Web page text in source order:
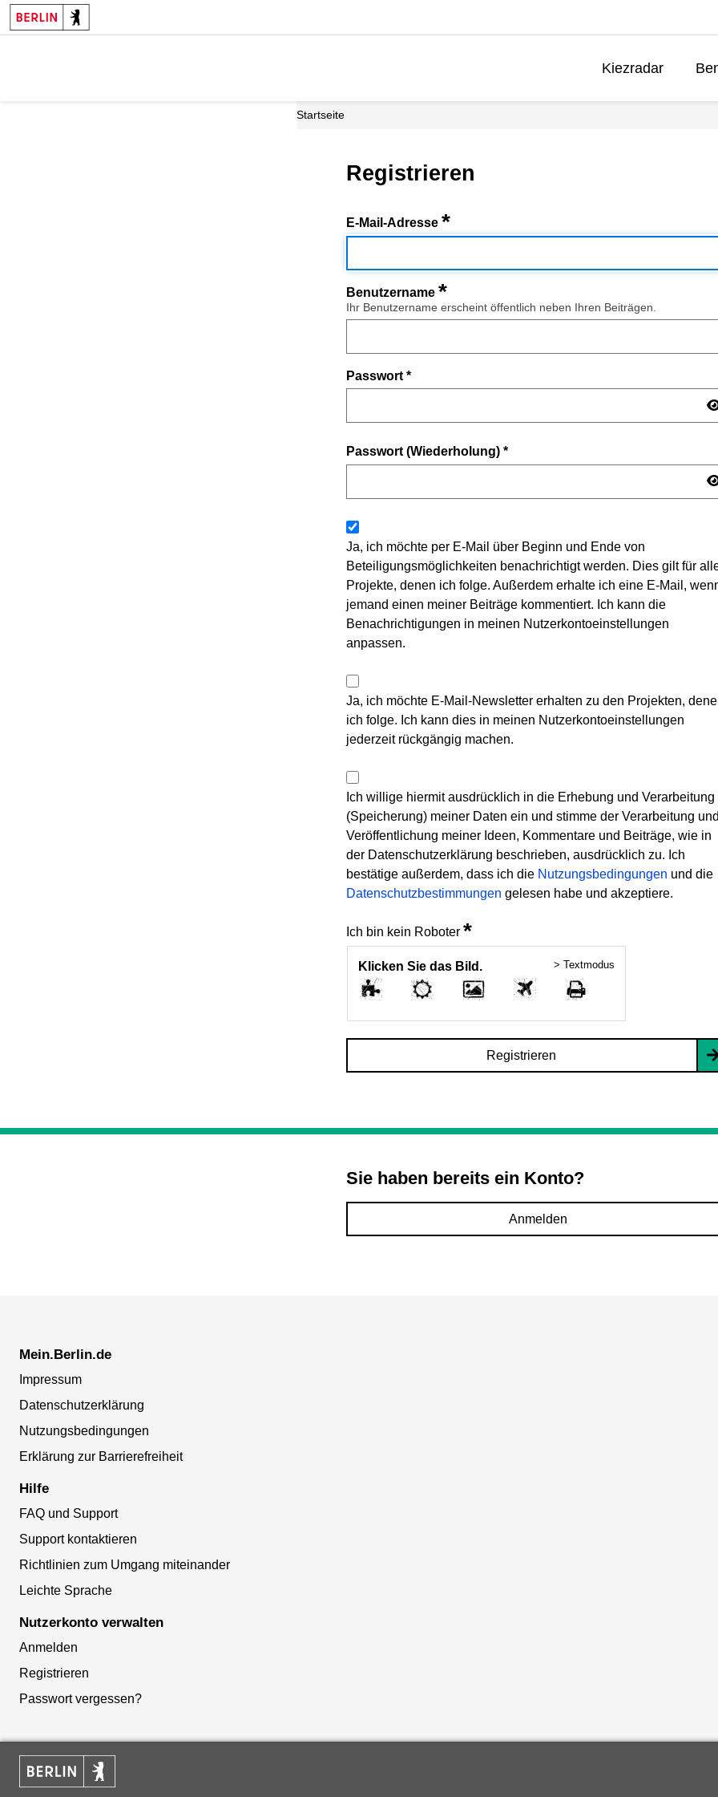
Kiezradar
Startseite
Registrieren
E-Mail-Adresse *
Benutzername *
Ihr Benutzername erscheint öffentlich neben Ihren Beiträgen.
Passwort *
Passwort (Wiederholung) *
Ja, ich möchte per E-Mail über Beginn und Ende von
Beteiligungsmöglichkeiten benachrichtigt werden. Dies gilt für
Projekte, denen ich folge. Außerdem erhalte ich eine E-Mail,
jemand einen meiner Beiträge kommentiert. Ich kann die
Benachrichtigungen in meinen Nutzerkontoeinstellungen
anpassen.
Ja, ich möchte E-Mail-Newsletter erhalten zu den Projekten,
ich folge. Ich kann dies in meinen Nutzerkontoeinstellungen
jederzeit rückgängig machen.
Ich willige hiermit ausdrücklich in die Erhebung und Verarbeitung
(Speicherung) meiner Daten ein und stimme der Verarbeitung und
Veröffentlichung meiner Ideen, Kommentare und Beiträge, wie in
der Datenschutzerklärung beschrieben, ausdrücklich zu. Ich
bestätige außerdem, dass ich die Nutzungsbedingungen und die
Datenschutzbestimmungen gelesen habe und akzeptiere.
Ich bin kein Roboter *
Klicken Sie das Bild. > Textmodus
Registrieren
Sie haben bereits ein Konto?
Anmelden
Mein.Berlin.de
Impressum
Datenschutzerklärung
Nutzungsbedingungen
Erklärung zur Barrierefreiheit
Hilfe
FAQ und Support
Support kontaktieren
Richtlinien zum Umgang miteinander
Leichte Sprache
Nutzerkonto verwalten
Anmelden
Registrieren
Passwort vergessen?